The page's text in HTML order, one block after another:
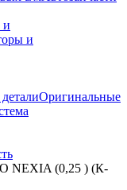
и
и
Оригинальные
(0,25 ) (К-